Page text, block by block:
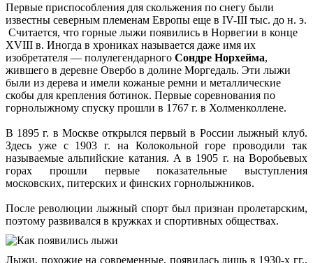
Первые приспособления для скольжения по снегу были
известны северным племенам Европы еще в IV-III тыс. до н. э.
Считается, что горные лыжи появились в Норвегии в конце
XVIII в. Иногда в хрониках называется даже имя их
изобретателя — полулегендарного Сондре Норхейма,
жившего в деревне Овербо в долине Моргедаль. Эти лыжи
были из дерева и имели кожаные ремни и металлические
скобы для крепления ботинок. Первые соревнования по
горнолыжному спуску прошли в 1767 г. в Холменколлене.
В 1895 г. в Москве открылся первый в России лыжный клуб.
Здесь уже с 1903 г. на Колокольной горе проводили так
называемые альпийские катания. А в 1905 г. на Воробьевых
горах прошли первые показательные выступления
московских, питерских и финских горнолыжников.
После революции лыжный спорт был признан пролетарским,
поэтому развивался в кружках и спортивных обществах.
Лыжи, похожие на современные, появилась лишь в 1930-х гг.,